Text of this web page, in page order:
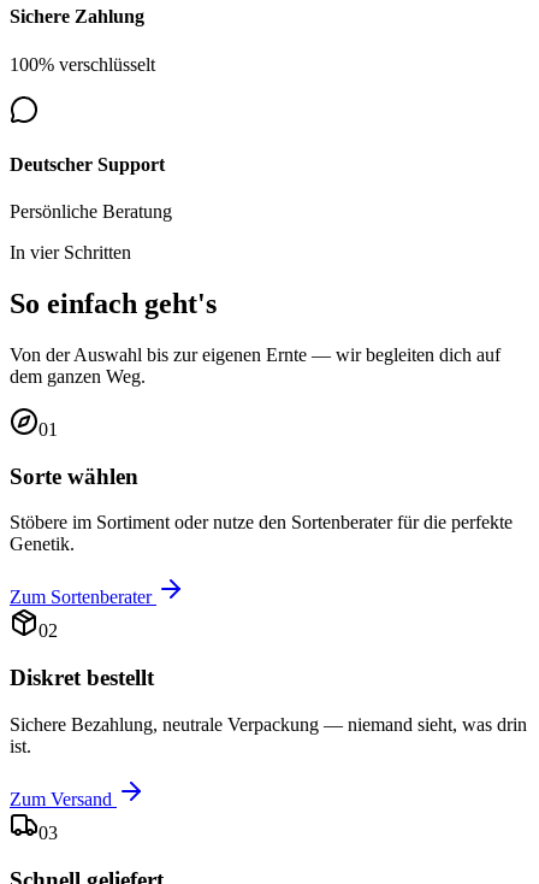
Sichere Zahlung
100% verschlüsselt
Deutscher Support
Persönliche Beratung
In vier Schritten
So einfach geht's
Von der Auswahl bis zur eigenen Ernte — wir begleiten dich auf
dem ganzen Weg.
01
Sorte wählen
Stöbere im Sortiment oder nutze den Sortenberater für die perfekte
Genetik.
Zum Sortenberater
02
Diskret bestellt
Sichere Bezahlung, neutrale Verpackung — niemand sieht, was drin
ist.
Zum Versand
03